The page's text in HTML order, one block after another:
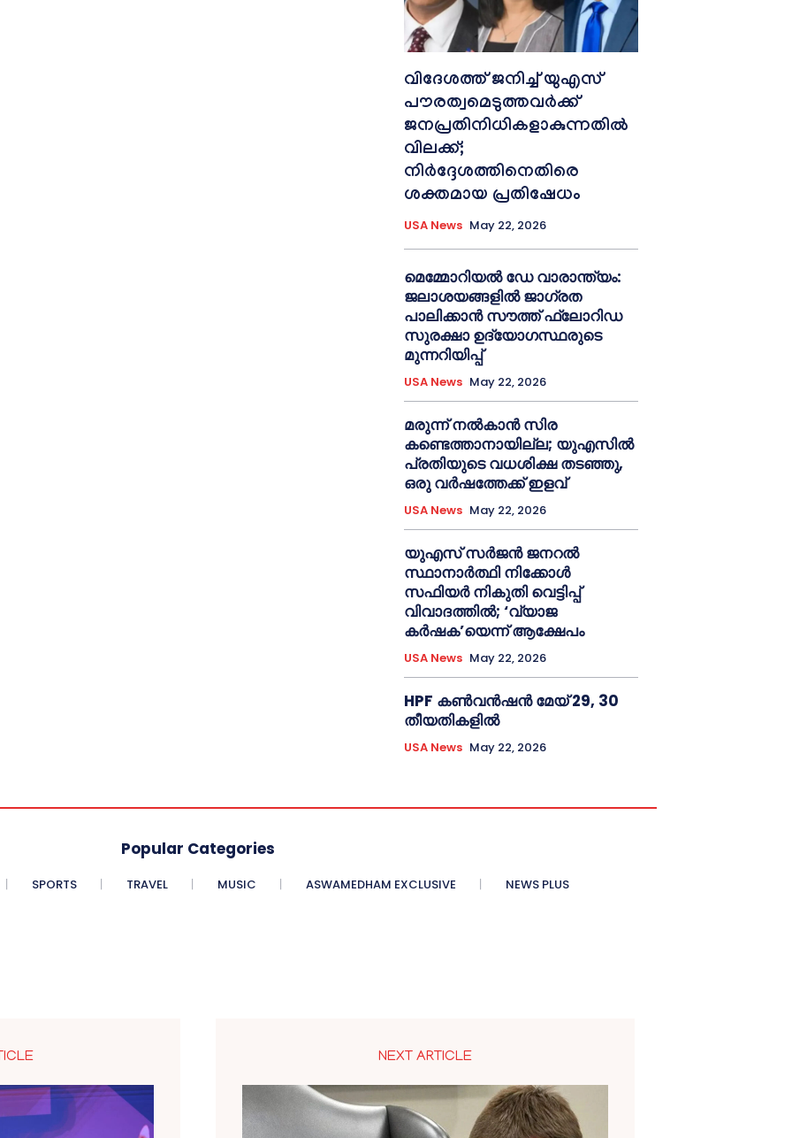
വിദേശത്ത് ജനിച്ച് യുഎസ്
പൗരത്വമെടുത്തവർക്ക്
ജനപ്രതിനിധികളാകുന്നതിൽ
വിലക്ക്;
നിർദ്ദേശത്തിനെതിരെ
ശക്തമായ പ്രതിഷേധം
USA News May 22, 2026
മെമ്മോറിയൽ ഡേ വാരാന്ത്യം:
ജലാശയങ്ങളിൽ ജാഗ്രത
പാലിക്കാൻ സൗത്ത് ഫ്ലോറിഡ
സുരക്ഷാ ഉദ്യോഗസ്ഥരുടെ
മുന്നറിയിപ്പ്
USA News May 22, 2026
മരുന്ന് നൽകാൻ സിര
കണ്ടെത്താനായില്ല; യുഎസിൽ
പ്രതിയുടെ വധശിക്ഷ തടഞ്ഞു,
ഒരു വർഷത്തേക്ക് ഇളവ്
USA News May 22, 2026
യുഎസ് സർജൻ ജനറൽ
സ്ഥാനാർത്ഥി നിക്കോൾ
സഫിയർ നികുതി വെട്ടിപ്പ്
വിവാദത്തിൽ; ‘വ്യാജ
കർഷക’യെന്ന് ആക്ഷേപം
USA News May 22, 2026
HPF കൺവൻഷൻ മേയ് 29, 30
തീയതികളിൽ
USA News May 22, 2026
Popular Categories
SPORTS TRAVEL MUSIC ASWAMEDHAM EXCLUSIVE NEWS PLUS
NEXT ARTICLE